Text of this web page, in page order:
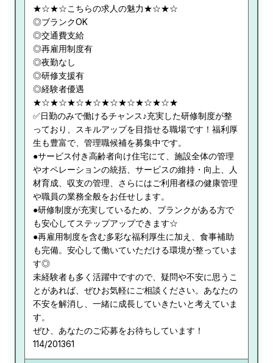
★☆★☆こちらの求人の魅力★☆★☆
◎ブランクOK
◎交通費支給
◎再雇用制度有
◎夜勤なし
◎研修支援有
◎経験者優遇
★☆★☆★☆★☆★☆★☆★☆★☆★
✅日勤のみで働けるチャンス♪充実した研修制度が整
っており、スキルアップを目指せる職場です！福利厚
生も豊富で、管理職候補を募集中です。
●サービス付き高齢者向け住宅にて、施設全体の管理
やオペレーションの統括、サービスの維持・向上、人
材育成、収支の管理、さらにはご利用者様の健康管理
や職員の業務全般をお任せします。
●研修制度が充実しているため、ブランクがある方で
も安心してステップアップできます☆
●再雇用制度を含む多彩な福利厚生に加え、食事補助
も完備。安心して働いていただける環境が整っていま
す◎
未経験者も多く活躍中ですので、疑問や不安に思うこ
とがあれば、ぜひお気軽にご相談ください。あなたの
不安を解消し、一緒に成長していきたいと考えていま
す。
ぜひ、あなたのご応募をお待ちしています！
114/201361